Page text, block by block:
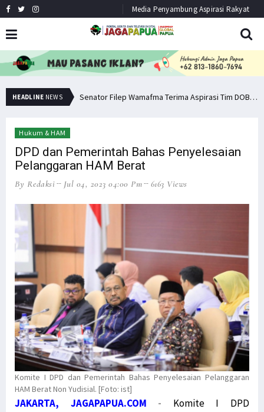
Media Penyambung Aspirasi Rakyat
HEADLINE NEWS Senator Filep: Miras Jelas Sumbang Angka Kematian di Papua Senator Filep Wamafma Terima Aspirasi Tim DOB Manokwari Barat
Hukum & HAM
DPD dan Pemerintah Bahas Penyelesaian
Pelanggaran HAM Berat
By Redaksi Jul 04, 2023 04:00 Pm 6163 Views
Komite I DPD dan Pemerintah Bahas Penyelesaian Pelanggaran
HAM Berat Non Yudisial. [Foto: ist]
JAKARTA, JAGAPAPUA.COM - Komite I DPD